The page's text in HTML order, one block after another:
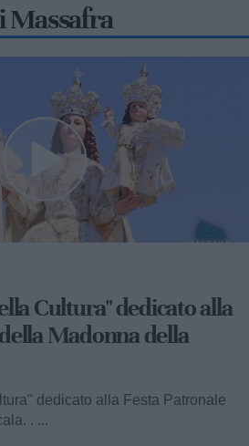
Massafra
Cultura: la "Chiesa
Nuova"
del "Viandanthe della Cultura"
Scala. Vi porteremo alla